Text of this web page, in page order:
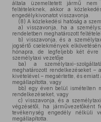
általa üzemeltetett jármű
feltételeknek, akkor a
engedélykivonatot visszavonja.
(8) A közlekedési hatóság a
a) visszavonja, ha a
rendeletben meghatározott
b) visszavonja, és a
jogsértő cselekmények
hónapra, de legfeljebb két
személytaxi vezetője
ba) a személytaxi-
meghatározott rendelkezéseket
kivételével – megsértette, és
megállapította, vagy
bb) egy éven belül ismételten
rendelkezéseket, vagy
c) visszavonja, és a
végzésétől, ha járművezetőként
tevékenység engedély nélküli
megállapította.